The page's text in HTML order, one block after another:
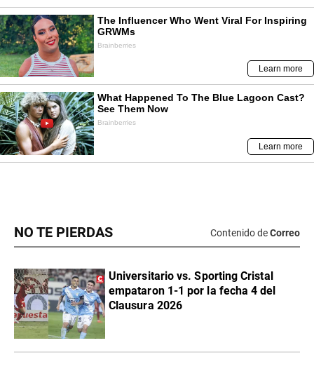
NO TE PIERDAS Contenido deCorreo
Universitario vs. Sporting Cristal
empataron 1-1 por la fecha 4 del
Clausura 2026